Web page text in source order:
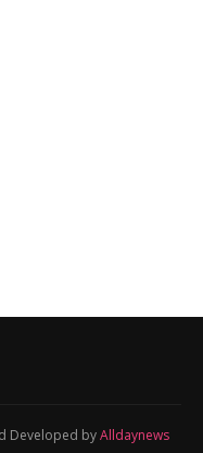
Developed byAlldaynews